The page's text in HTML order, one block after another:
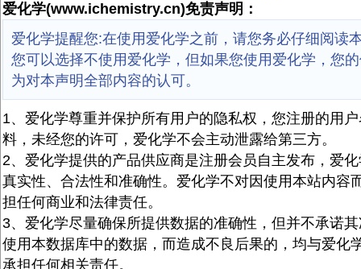
爱化学(www.ichemistry.cn)免责声明：
爱化学提醒您:在使用爱化学之前，请您务必仔细阅读
您可以选择不使用爱化学，但如果您使用爱化学，您
为对本声明全部内容的认可。
1、爱化学尊重并保护所有用户的隐私权，您注册的用
料，未经您的许可，爱化学不会主动泄露给第三方。
2、爱化学提供的产品供应商是注册会员自主发布，爱
真实性、合法性和准确性。爱化学不对因使用本站内容
担任何商业和法律责任。
3、爱化学尽量确保所提供数据的准确性，但并不承诺
使用本数据库中的数据，而造成不良后果的，均与爱化
承担任何相关责任。